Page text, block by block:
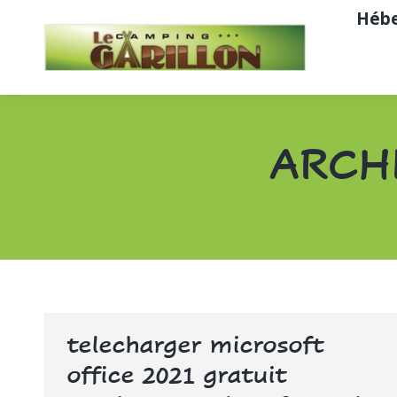
telecharger microsoft
office 2021 gratuit